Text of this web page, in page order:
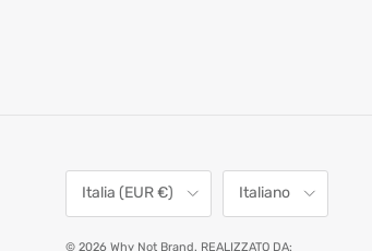
Paese/Regione
Italia (EUR €)
Lingua
Italiano
© 2026 Why Not Brand. REALIZZATO DA: